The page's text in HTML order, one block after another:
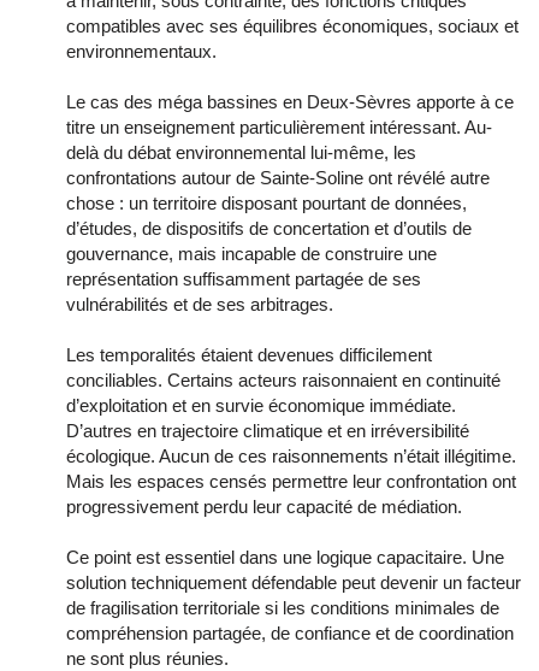
compatibles avec ses équilibres économiques, sociaux et
environnementaux.
Le cas des méga bassines en Deux-Sèvres apporte à ce
titre un enseignement particulièrement intéressant. Au-
delà du débat environnemental lui-même, les
confrontations autour de Sainte-Soline ont révélé autre
chose : un territoire disposant pourtant de données,
d’études, de dispositifs de concertation et d’outils de
gouvernance, mais incapable de construire une
représentation suffisamment partagée de ses
vulnérabilités et de ses arbitrages.
Les temporalités étaient devenues difficilement
conciliables. Certains acteurs raisonnaient en continuité
d’exploitation et en survie économique immédiate.
D’autres en trajectoire climatique et en irréversibilité
écologique. Aucun de ces raisonnements n’était illégitime.
Mais les espaces censés permettre leur confrontation ont
progressivement perdu leur capacité de médiation.
Ce point est essentiel dans une logique capacitaire. Une
solution techniquement défendable peut devenir un facteur
de fragilisation territoriale si les conditions minimales de
compréhension partagée, de confiance et de coordination
ne sont plus réunies.